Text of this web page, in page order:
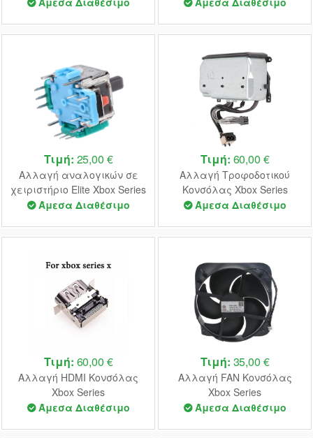
Τιμή: 25,00 €
Αλλαγή αναλογικών σε
χειριστήριο Elite Xbox Series
Άμεσα Διαθέσιμο
Τιμή: 60,00 €
Αλλαγή Τροφοδοτικού
Κονσόλας Xbox Series
Άμεσα Διαθέσιμο
Τιμή: 60,00 €
Αλλαγή HDMI Κονσόλας
Xbox Series
Άμεσα Διαθέσιμο
Τιμή: 35,00 €
Αλλαγή FAN Κονσόλας
Xbox Series
Άμεσα Διαθέσιμο